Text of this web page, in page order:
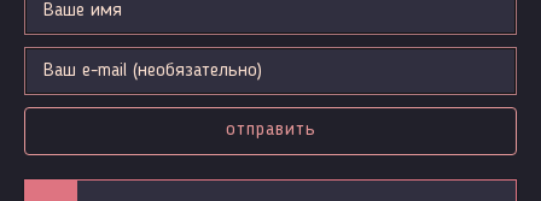
отправить